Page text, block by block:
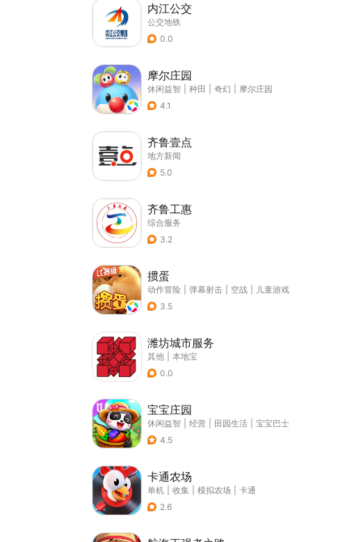
内江公交
公交地铁
0.0
摩尔庄园
休闲益智 种田 奇幻
摩尔庄园
4.1
齐鲁壹点
地方新闻
5.0
齐鲁工惠
综合服务
3.2
掼蛋
动作冒险 弹幕射击 空战
儿童游戏
3.5
潍坊城市服务
其他
本地宝
0.0
宝宝庄园
休闲益智 经营 田园生活
宝宝巴士
4.5
卡通农场
单机 收集 模拟农场
卡通
2.6